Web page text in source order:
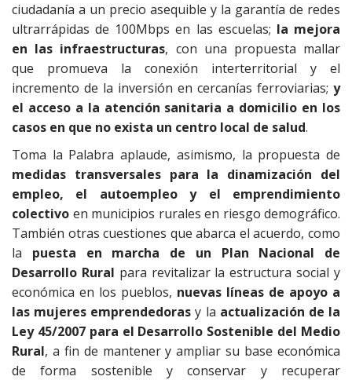
ciudadanía a un precio asequible y la garantía de redes
ultrarrápidas de 100Mbps en las escuelas; la mejora
en las infraestructuras, con una propuesta mallar
que promueva la conexión interterritorial y el
incremento de la inversión en cercanías ferroviarias; y
el acceso a la atención sanitaria a domicilio en los
casos en que no exista un centro local de salud.
Toma la Palabra aplaude, asimismo, la propuesta de
medidas transversales para la dinamización del
empleo, el autoempleo y el emprendimiento
colectivo en municipios rurales en riesgo demográfico.
También otras cuestiones que abarca el acuerdo, como
la puesta en marcha de un Plan Nacional de
Desarrollo Rural para revitalizar la estructura social y
económica en los pueblos, nuevas líneas de apoyo a
las mujeres emprendedoras y la actualización de la
Ley 45/2007 para el Desarrollo Sostenible del Medio
Rural, a fin de mantener y ampliar su base económica
de forma sostenible y conservar y recuperar